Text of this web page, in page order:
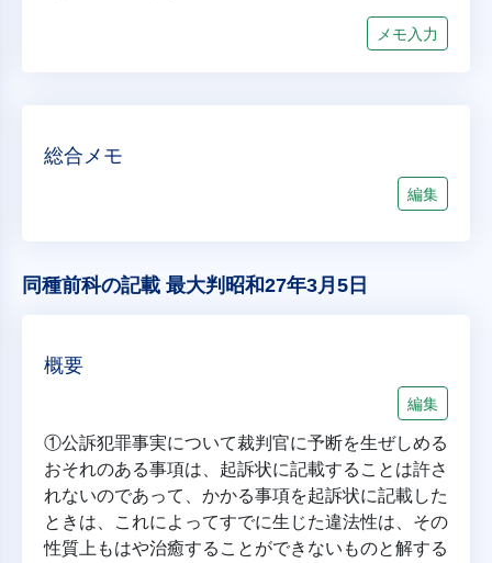
メモ入力
総合メモ
編集
同種前科の記載 最大判昭和27年3月5日
概要
編集
①公訴犯罪事実について裁判官に予断を生ぜしめる
おそれのある事項は、起訴状に記載することは許さ
れないのであって、かかる事項を起訴状に記載した
ときは、これによってすでに生じた違法性は、その
性質上もはや治癒することができないものと解する